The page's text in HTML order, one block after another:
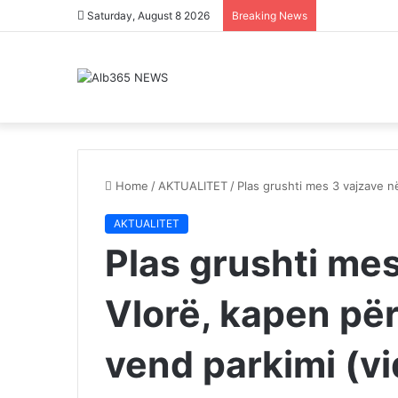
Saturday, August 8 2026 Breaking News
Home / AKTUALITET / Plas grushti mes 3 vajzave
AKTUALITET
Plas grushti
Vlorë, kapen
vend parkimi